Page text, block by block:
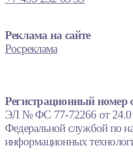
Реклама на сайте
Росреклама
Регистрационный номер
ЭЛ № ФС 77-72266 от
Федеральной службой по
информационных